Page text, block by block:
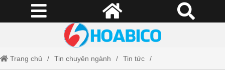
Trang chủ Tin chuyên ngành Tin tức